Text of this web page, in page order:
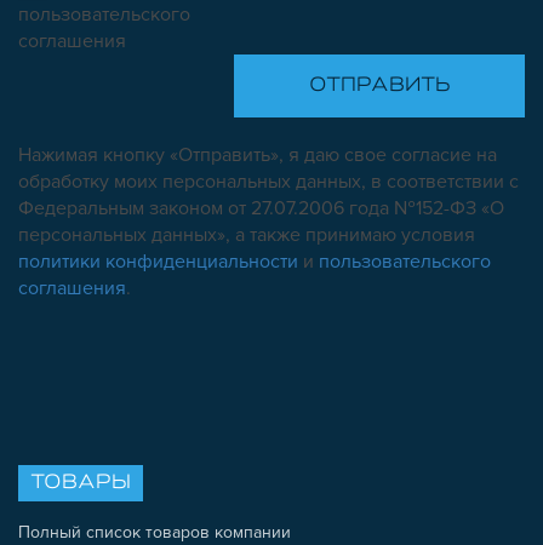
пользовательского
соглашения
Нажимая кнопку «Отправить», я даю свое согласие на
обработку моих персональных данных, в соответствии с
Федеральным законом от 27.07.2006 года №152-ФЗ «О
персональных данных», а также принимаю условия
политики конфиденциальности и пользовательского
соглашения.
ТОВАРЫ
Полный список товаров компании